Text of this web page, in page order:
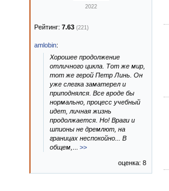
2022
Рейтинг: 7.63 (221)
amlobin:
Хорошее продолжение
отличного цикла. Тот же мир,
тот же герой Петр Линь. Он
уже слегка заматерел и
приподнялся. Все вроде бы
нормально, процесс учебный
идет, личная жизнь
продолжается. Но! Враги и
шпионы не дремлют, на
границах неспокойно... В
общем,
>>
оценка: 8